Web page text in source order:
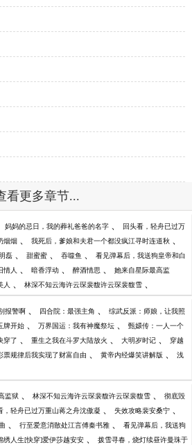
看更多章节...
妈妈的忌日，我的葬礼爸爸的名字 、 回头看，轻舟已过万
烟烟 、 我死后，爹娘和夫君一个都没疯江寻时连道秋 、
磊 、 甜蜜蜜 、 吞噬鱼 、 看见弹幕后，我送狗皇帝和白
情人 、 暗香浮动 、 醉酒情思 、 她来自星际最高监
人 、 林深不知云海许云琛裴馥许云琛裴馥雪 、
报警啊 、 四合院：最强主角 、 综武反派：师娘，让我照
牌开始 、 万界国运：我有神魔祭坛 、 甄嬛传：一人一个
穿了 、 重生之我在斗罗大陆放火 、 大明岁时记 、 穿越
票规律后我实现了财富自由 、 黄帝内经爆笑讲解版 、 浅
监狱 、 林深不知云海许云琛裴馥许云琛裴馥雪 、 彻底毁
，轻舟已过万重山蒋之舟沈傲凝 、 失效攻略裴安桑宁 、
、 行至爱意消散处江言傅秦书雅 、 看见弹幕后，我送狗
绣人生[快穿]爱伊莎越安安 、 拨雪寻春，烧灯续昼许曼珠于